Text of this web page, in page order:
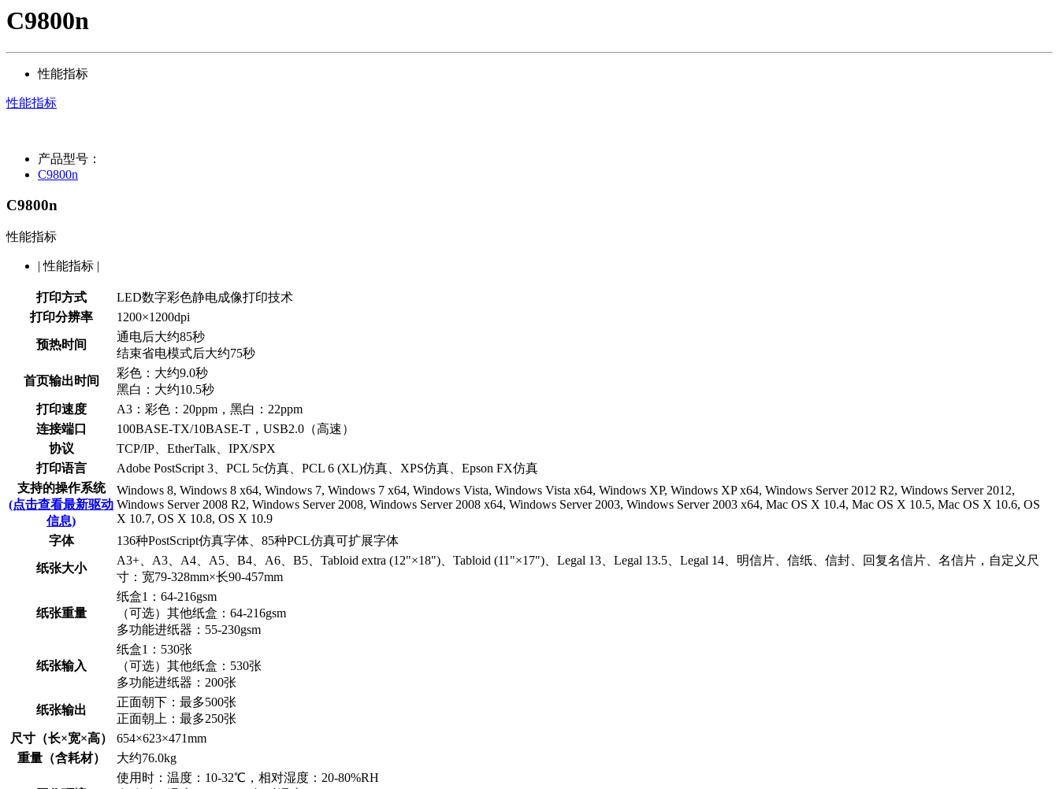
C9800n
性能指标
性能指标
产品型号：
C9800n
C9800n
性能指标
| 性能指标 |
打印方式
LED数字彩色静电成像打印技术
打印分辨率
1200×1200dpi
预热时间
通电后大约85秒
结束省电模式后大约75秒
首页输出时间
彩色：大约9.0秒
黑白：大约10.5秒
打印速度
A3：彩色：20ppm，黑白：22ppm
连接端口
100BASE-TX/10BASE-T，USB2.0（高速）
协议
TCP/IP、EtherTalk、IPX/SPX
打印语言
Adobe PostScript 3、PCL 5c仿真、PCL 6 (XL)仿真、XPS仿真、Epson FX仿真
支持的操作系统
(点击查看最新驱动
信息)
Windows 8, Windows 8 x64, Windows 7, Windows 7 x64, Windows Vista, Windows Vista x64, Windows XP, Windows XP x64, Windows Server 2012 R2, Windows Server 2012,
Windows Server 2008 R2, Windows Server 2008, Windows Server 2008 x64, Windows Server 2003, Windows Server 2003 x64, Mac OS X 10.4, Mac OS X 10.5, Mac OS X 10.6, OS
X 10.7, OS X 10.8, OS X 10.9
字体
136种PostScript仿真字体、85种PCL仿真可扩展字体
纸张大小
A3+、A3、A4、A5、B4、A6、B5、Tabloid extra (12"×18")、Tabloid (11"×17")、Legal 13、Legal 13.5、Legal 14、明信片、信纸、信封、回复名信片、名信片，自定义尺
寸：宽79-328mm×长90-457mm
纸张重量
纸盒1：64-216gsm
（可选）其他纸盒：64-216gsm
多功能进纸器：55-230gsm
纸张输入
纸盒1：530张
（可选）其他纸盒：530张
多功能进纸器：200张
纸张输出
正面朝下：最多500张
正面朝上：最多250张
尺寸（长×宽×高）
654×623×471mm
重量（含耗材）
大约76.0kg
使用时：温度：10-32℃，相对湿度：20-80%RH